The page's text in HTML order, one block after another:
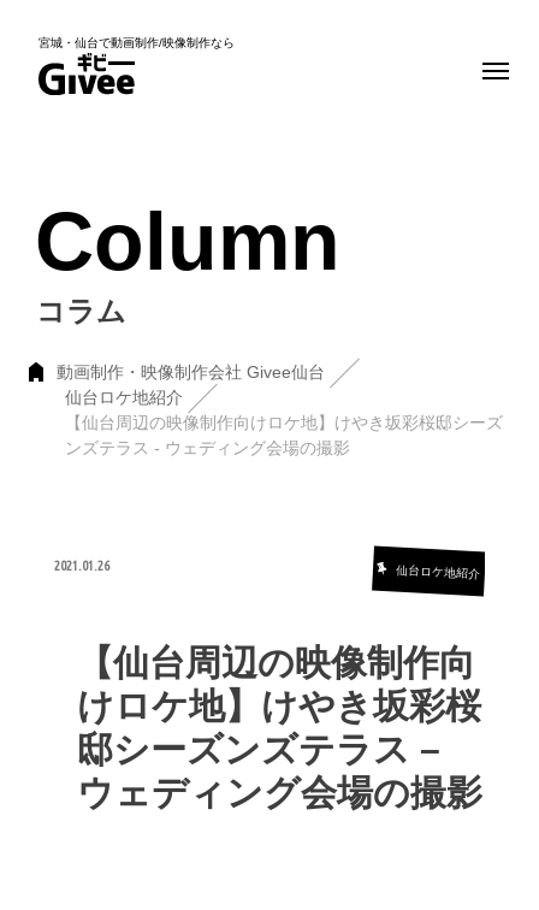
宮城・仙台で動画制作/映像制作なら
Column
コラム
動画制作・映像制作会社 Givee仙台
仙台ロケ地紹介
【仙台周辺の映像制作向けロケ地】けやき坂彩桜邸シーズ
ンズテラス - ウェディング会場の撮影
2021.01.26 仙台ロケ地紹介
【仙台周辺の映像制作向
けロケ地】けやき坂彩桜
邸シーズンズテラス –
ウェディング会場の撮影